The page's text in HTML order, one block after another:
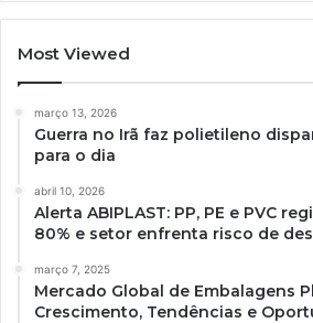
Most Viewed
março 13, 2026
Guerra no Irã faz polietileno
para o dia
abril 10, 2026
Alerta ABIPLAST: PP, PE e PVC
80% e setor enfrenta risco de
março 7, 2025
Mercado Global de Embalagens
Crescimento, Tendências e